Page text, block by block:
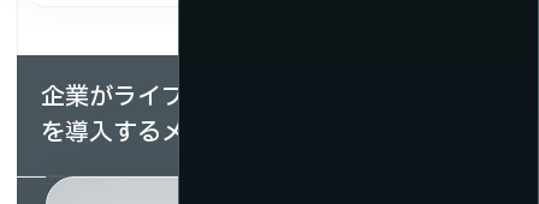
企業がライブ配信・ライブストリーミング
を導入するメリット